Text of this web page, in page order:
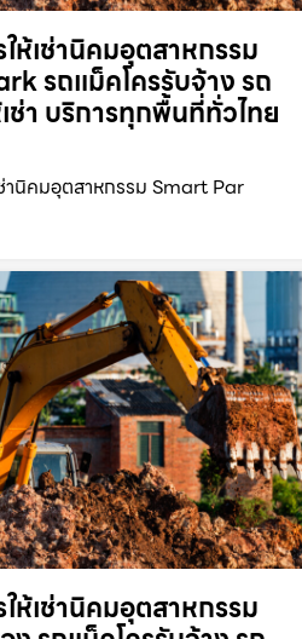
ห้เช่านิคมอุตสาหกรรม
รถแม็คโครรับจ้าง รถ
ช่า บริการทุกพื้นที่ทั่วไทย
านิคมอุตสาหกรรม Smart Par
ห้เช่านิคมอุตสาหกรรม